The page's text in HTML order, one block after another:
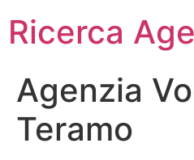
Ricerca
Agenzia
Teramo